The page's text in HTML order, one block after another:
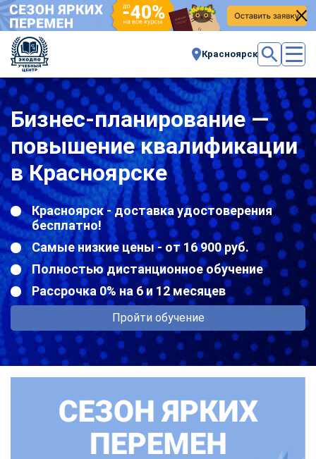
Красноярск
Бизнес-планирование —
повышение квалификации
в Красноярске
Красноярск - доставка удостоверения
бесплатно!
Самые низкие цены - от 16 900 руб.
Полностью дистанционное обучение
Рассрочка 0% на 6 и 12 месяцев
Пройти обучение